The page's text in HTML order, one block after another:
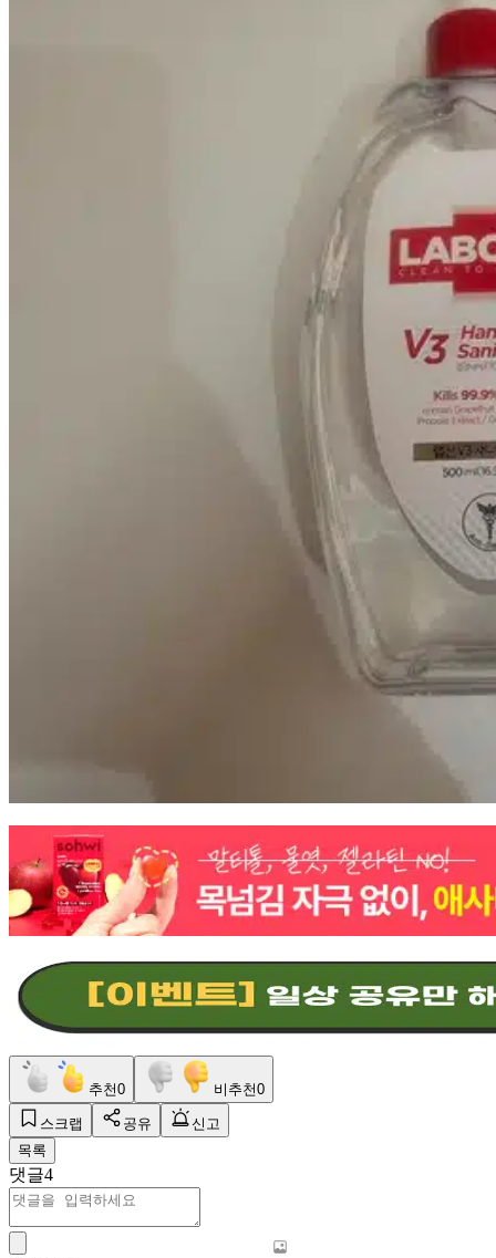
추천0 비추천0
스크랩 공유
신고
목록
댓글4